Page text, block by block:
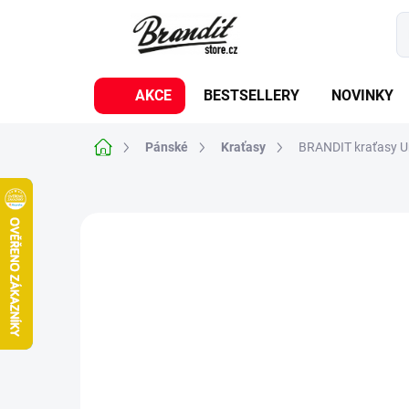
AKCE BESTSELLERY NOVINKY
Domů Pánské Kraťasy BRANDIT kraťasy